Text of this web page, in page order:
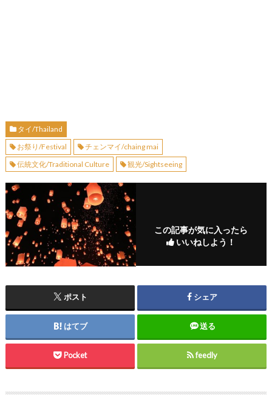
タイ/Thailand
お祭り/Festival
チェンマイ/chaing mai
伝統文化/Traditional Culture
観光/Sightseeing
この記事が気に入ったら
いいねしよう！
ポスト シェア
はてブ 送る
Pocket feedly